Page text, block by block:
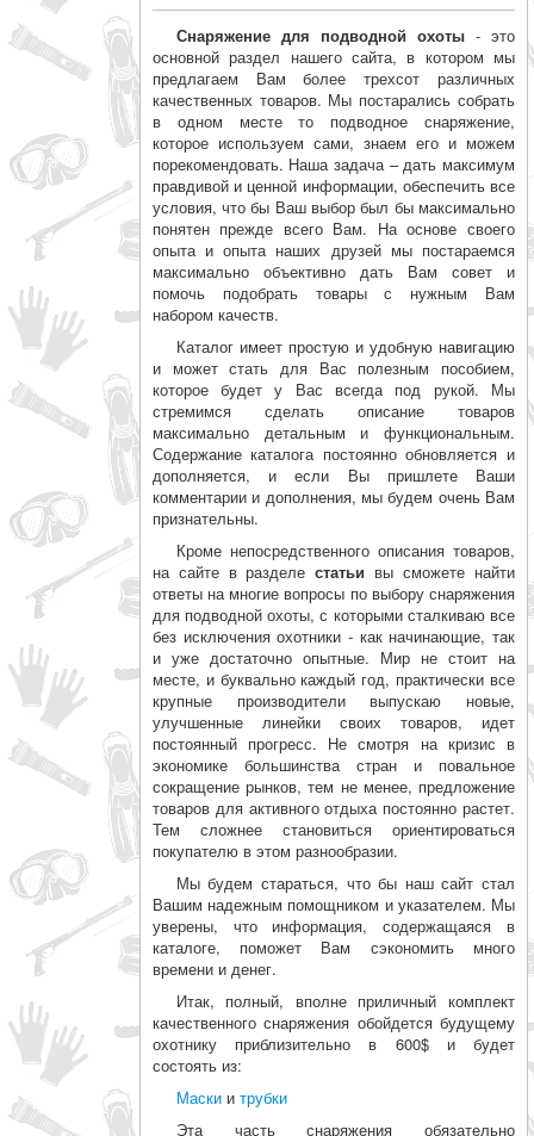
Снаряжение для подводной охоты- это
основной раздел нашего сайта, в котором мы
предлагаем Вам более трехсот различных
качественных товаров. Мы постарались собрать
в одном месте то подводное снаряжение,
которое используем сами, знаем его и можем
порекомендовать. Наша задача – дать максимум
правдивой и ценной информации, обеспечить все
условия, что бы Ваш выбор был бы максимально
понятен прежде всего Вам. На основе своего
опыта и опыта наших друзей мы постараемся
максимально объективно дать Вам совет и
помочь подобрать товары с нужным Вам
набором качеств.
Каталог имеет простую и удобную навигацию
и может стать для Вас полезным пособием,
которое будет у Вас всегда под рукой. Мы
стремимся сделать описание товаров
максимально детальным и функциональным.
Содержание каталога постоянно обновляется и
дополняется, и если Вы пришлете Ваши
комментарии и дополнения, мы будем очень Вам
признательны.
Кроме непосредственного описания товаров,
на сайте в разделестатьи вы сможете найти
ответы на многие вопросы по выбору снаряжения
для подводной охоты, с которыми сталкиваю все
без исключения охотники - как начинающие, так
и уже достаточно опытные. Мир не стоит на
месте, и буквально каждый год, практически все
крупные производители выпускаю новые,
улучшенные линейки своих товаров, идет
постоянный прогресс. Не смотря на кризис в
экономике большинства стран и повальное
сокращение рынков, тем не менее, предложение
товаров для активного отдыха постоянно растет.
Тем сложнее становиться ориентироваться
покупателю в этом разнообразии.
Мы будем стараться, что бы наш сайт стал
Вашим надежным помощником и указателем. Мы
уверены, что информация, содержащаяся в
каталоге, поможет Вам сэкономить много
времени и денег.
Итак, полный, вполне приличный комплект
качественного снаряжения обойдется будущему
охотни­ку приблизительно в 600$ и будет
состоять из:
Маскии трубки
Эта часть снаряжения обязательно